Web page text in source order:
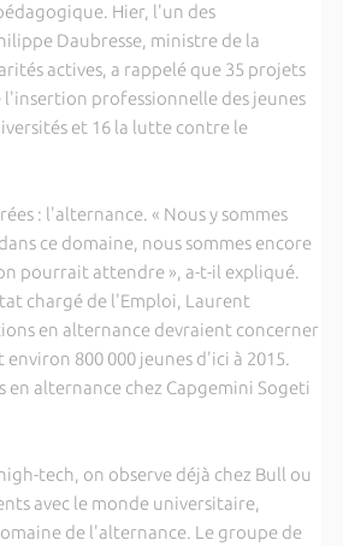
Hier, l'un des
Daubresse, ministre de la
actives, a rappelé que 35 projets
professionnelle des jeunes
et 16 la lutte contre le
: l'alternance. « Nous y sommes
ce domaine, nous sommes encore
pourrait attendre », a-t-il expliqué.
chargé de l'Emploi, Laurent
en alternance devraient concerner
800 000 jeunes d'ici à 2015.
en alternance chez Capgemini Sogeti
tech, on observe déjà chez Bull ou
avec le monde universitaire,
de l'alternance. Le groupe de